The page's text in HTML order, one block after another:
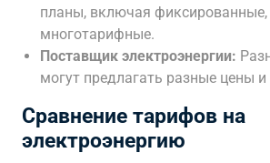
планы, включая
многотарифные.
Поставщик электроэнергии:
могут предлагать разные цены и
Сравнение тарифов на
электроэнергию